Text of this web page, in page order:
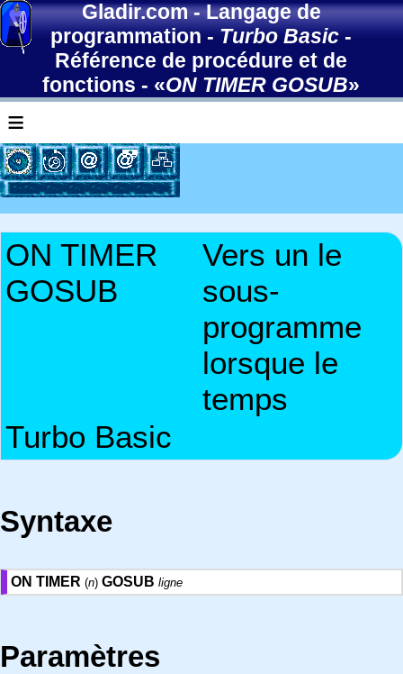
Gladir.com-Langage de
programmation-Turbo Basic-
Référence de procédure et de
fonctions - «ON TIMER GOSUB»
≡
ON TIMER
GOSUB
Vers un le
sous-
programme
lorsque le
temps
Turbo Basic
Syntaxe
ON TIMER (n) GOSUB ligne
Paramètres